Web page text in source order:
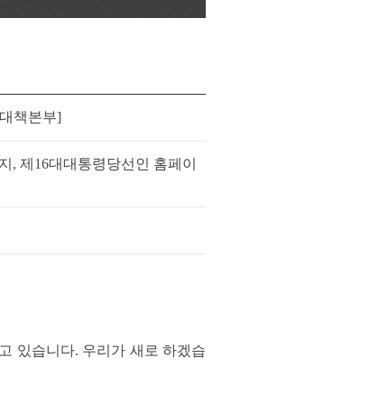
책본부]
, 제16대대통령당선인 홈페이
있습니다. 우리가 새로 하겠습